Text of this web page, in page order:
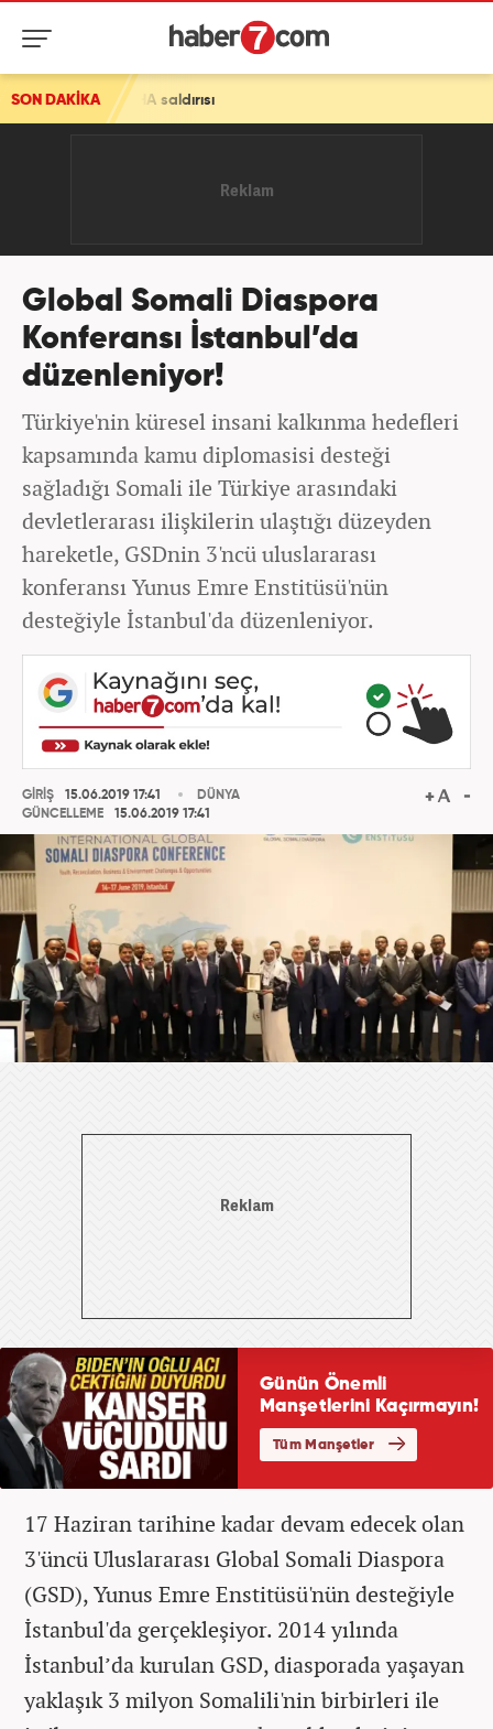
SON DAKİKA
saldırısı
Global Somali Diaspora
Konferansı İstanbul’da
düzenleniyor!
Türkiye'nin küresel insani kalkınma hedefleri
kapsamında kamu diplomasisi desteği
sağladığı Somali ile Türkiye arasındaki
devletlerarası ilişkilerin ulaştığı düzeyden
hareketle, GSDnin 3'ncü uluslararası
konferansı Yunus Emre Enstitüsü'nün
desteğiyle İstanbul'da düzenleniyor.
GİRİŞ
15.06.2019 17:41
GÜNCELLEME
15.06.2019 17:41
DÜNYA
17 Haziran tarihine kadar devam edecek olan
3'üncü Uluslararası Global Somali Diaspora
(GSD), Yunus Emre Enstitüsü'nün desteğiyle
İstanbul'da gerçekleşiyor. 2014 yılında
İstanbul’da kurulan GSD, diasporada yaşayan
yaklaşık 3 milyon Somalili'nin birbirleri ile